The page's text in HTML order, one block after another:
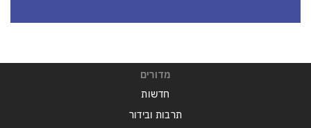
מדורים
חדשות
תרבות ובידור